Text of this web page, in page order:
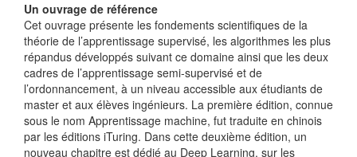
Un ouvrage de référence
Cet ouvrage présente les fondements scientifiques de la
théorie de l’apprentissage supervisé, les algorithmes les plus
répandus développés suivant ce domaine ainsi que les deux
cadres de l’apprentissage semi-supervisé et de
l’ordonnancement, à un niveau accessible aux étudiants de
master et aux élèves ingénieurs. La première édition, connue
sous le nom Apprentissage machine, fut traduite en chinois
par les éditions iTuring. Dans cette deuxième édition, un
nouveau chapitre est dédié au Deep Learning, sur les